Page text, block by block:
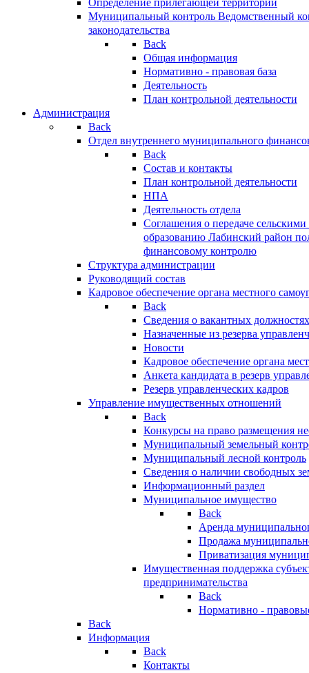
Определение прилегающей территории
Муниципальный контроль Ведомственный
законодательства
Back
Общая информация
Нормативно - правовая база
Деятельность
План контрольной деятельности
Администрация
Back
Отдел внутреннего муниципального
Back
Состав и контакты
План контрольной деятельности
НПА
Деятельность отдела
Соглашения о передаче
образованию Лабинский район
финансовому контролю
Структура администрации
Руководящий состав
Кадровое обеспечение органа местного
Back
Сведения о вакантных
Назначенные из резерва
Новости
Кадровое обеспечение органа
Анкета кандидата в резерв
Резерв управленческих кадров
Управление имущественных отношений
Back
Конкурсы на право размещения
Муниципальный земельный
Муниципальный лесной контроль
Сведения о наличии свободных
Информационный раздел
Муниципальное имущество
Back
Аренда
Продажа
Приватизация
Имущественная поддержка
предпринимательства
Back
Нормативно -
Back
Информация
Back
Контакты